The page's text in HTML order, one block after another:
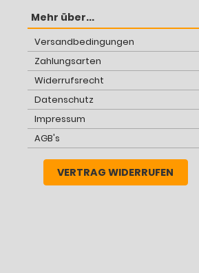
Mehr über...
Versandbedingungen
Zahlungsarten
Widerrufsrecht
Datenschutz
Impressum
AGB's
VERTRAG WIDERRUFEN